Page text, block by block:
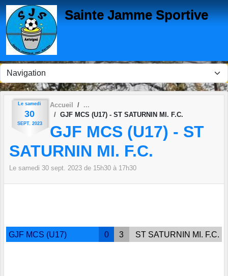
Sainte Jamme Sportive
Le samedi
30
SEPT. 2023
Accueil
GJF MCS (U17) - ST SATURNIN MI. F.C.
GJF MCS (U17) - ST
SATURNIN MI. F.C.
Le samedi 30 sept. 2023 de 15h30 à 17h30
GJF MCS (U17) 0 3 ST SATURNIN MI. F.C.
Panneau de gestion des cookies